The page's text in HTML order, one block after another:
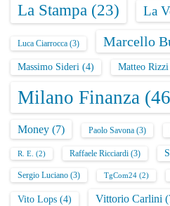
La Stampa (23) La
Luca Ciarrocca (3) Marcello
Massimo Sideri (4) Matteo Rizzi
Milano Finanza
Money (7) Paolo Savona (3)
R. E. (2) Raffaele Ricciardi (3)
Sergio Luciano (3) TgCom24 (2)
Vito Lops (4) Vittorio Carlini